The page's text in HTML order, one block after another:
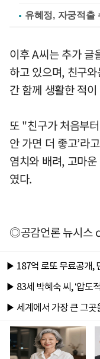
유혜정, 자궁적
이후 A씨는 추가 글
하고 있으며, 친구
간 함께 생활한 적
또 "친구가 처음부
안 가면 더 좋고’라
염치와 배려, 고마
였다.
◎공감언론 뉴시스